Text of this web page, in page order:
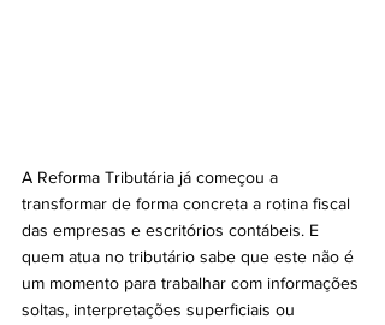
A Reforma Tributária já começou a
transformar de forma concreta a rotina fiscal
das empresas e escritórios contábeis. E
quem atua no tributário sabe que este não é
um momento para trabalhar com informações
soltas, interpretações superficiais ou